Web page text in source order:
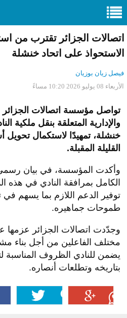
اتصالات الجزائر تقترب من
الاستحواذ على اتحاد خنشلة
فيصل زيان بوزيان
الأربعاء 08 يوليو 2026 10:20 مساءً
تواصل مؤسسة اتصالات الجزائر
والإدارية المتعلقة بنقل ملكية
خنشلة، تمهيدًا لاستكمال تحويل
القليلة المقبلة.
وأكدت المؤسسة، في بيان رسمي،
الكامل بمرافقة النادي في هذه
توفير الدعم اللازم بما يسهم
طموحات جماهيره.
وجدّدت اتصالات الجزائر عزمها
مختلف الفاعلين من أجل بناء
يضمن للنادي الظروف المناسبة
بتاريخه وتطلعات أنصاره.